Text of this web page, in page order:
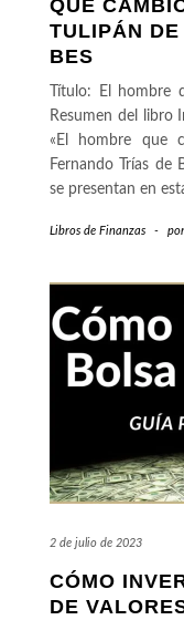
QUE
TULIPÁN
BES
Título: El
Resumen del libro
«El hombre que
Fernando Trías de
se presentan en
Libros de Finanzas - por
2 de julio de 2023
CÓMO
DE